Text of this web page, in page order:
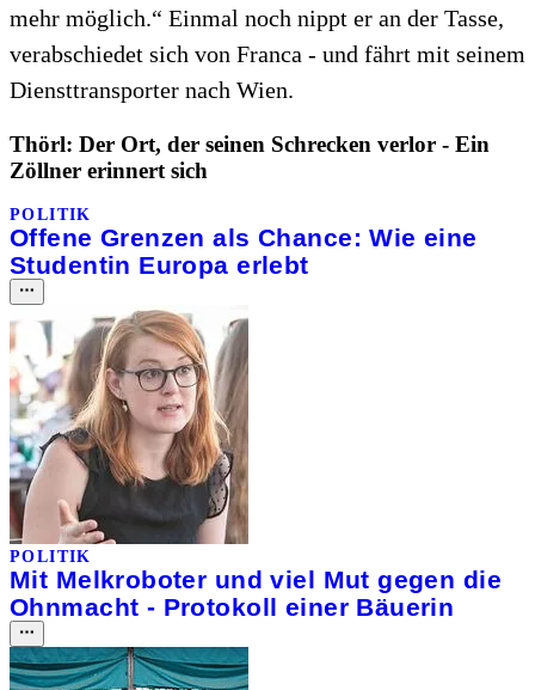
mehr möglich.“ Einmal noch nippt er an der Tasse,
verabschiedet sich von Franca - und fährt mit seinem
Diensttransporter nach Wien.
Thörl: Der Ort, der seinen Schrecken verlor - Ein
Zöllner erinnert sich
POLITIK
Offene Grenzen als Chance: Wie eine
Studentin Europa erlebt
POLITIK
Mit Melkroboter und viel Mut gegen die
Ohnmacht - Protokoll einer Bäuerin